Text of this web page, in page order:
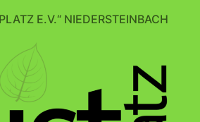
E.V.“ NIEDERSTEINBACH